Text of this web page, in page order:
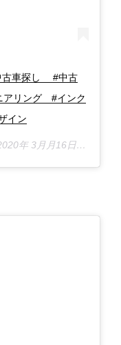
車探し #中古
リング #インク
イン
年 3月月16日午前1時32分PDT